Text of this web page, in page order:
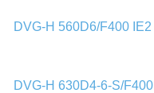
DVG-H 560D6/F400 IE2
DVG-H 630D4-6-S/F400